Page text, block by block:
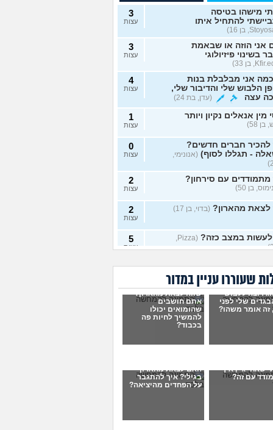
מישהו בטיסה
להתחיל איתו
3
עצות
אני הוזה או שבאמת
בשינוי פיזיולוגי
3
עצות
אני מבלבלת בנות
הלבוש שלי והדיבור שלי,
עצה
(עדן, בת 24)
4
עצות
מין אנאלים נקיון ויותר
58)
1
עצות
להכיר חברים חדשים?
- תגללו לסוף) (אנונימי,
0
עצות
מתמודדים עם סירחון?
בן 50)
2
עצות
לצאת מהארון? (בדוי, בן 17) 2
עצות
במצב כזה? 5
עצות
מין בקבע (טרנסית בקבע, בת
1
מין בשירות קבע? (א, בת
0
עם עצמי אבל דבר אחד
עם חבר קרוב אבל לא
7
(תמר, בת 44) עצות
שעוררו עניין במדור
רוצה ללבוש
שלי לפני
זה אומר משהו?
שווה לצאת מהארון?
אתם חושבים
שהומואים יכולו
להמשיך לחיות פה
בכבוד?
שאחי גיי, איך
עם זה?
האם לצאת מהארון
בגילי? איך להתגבר
על הפחדים מהיציאה?